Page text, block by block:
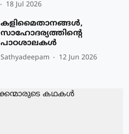
18 Jul 2026
കളിമൈതാനങ്ങള്‍,
സാഹോദര്യത്തിന്റെ
പാഠശാലകള്‍
Sathyadeepam 12 Jun 2026